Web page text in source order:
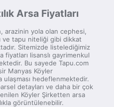
Arsa Fiyatları
arazinin yola olan cephesi,
ve tapu niteliği gibi dikkat
Sitemizde listelediğimiz
fiyatları lisanslı gayrimenkul
Bu sayede Tapu.com
Manyas Köyler
ulaşması hedeflenmektedir.
detayları ve daha bir çok
Köyler Şirketten arsa
görüntülenebilir.